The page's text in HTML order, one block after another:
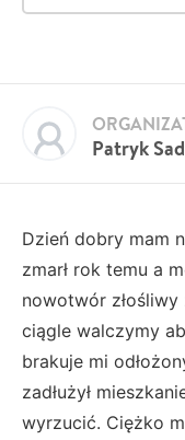
Patryk
Dzień dobry mam
zmarł rok temu a
nowotwór złośliwy
ciągle walczymy
brakuje mi
zadłużył
wyrzucić. Ciężko